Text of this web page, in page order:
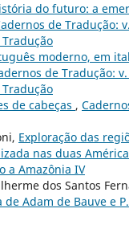
do futuro: a
de Tradução:
moderno, em
de Tradução:
de cabeças ,
Exploração das
nas duas
a Amazônia IV
dos Santos
Adam de Bauve e